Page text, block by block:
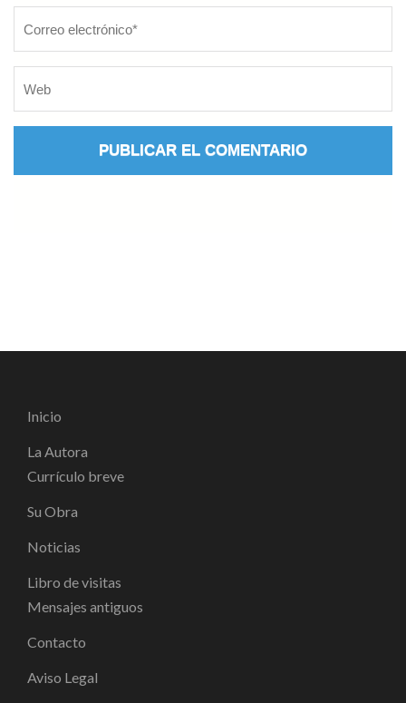
Inicio
La Autora
Currículo breve
Su Obra
Noticias
Libro de visitas
Mensajes antiguos
Contacto
Aviso Legal